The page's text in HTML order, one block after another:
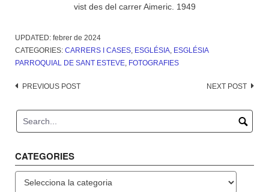
vist des del carrer Aimeric. 1949
UPDATED: febrer de 2024
CATEGORIES: CARRERS I CASES, ESGLÉSIA, ESGLÉSIA
PARROQUIAL DE SANT ESTEVE, FOTOGRAFIES
Post
PREVIOUS POST NEXT POST
CATEGORIES